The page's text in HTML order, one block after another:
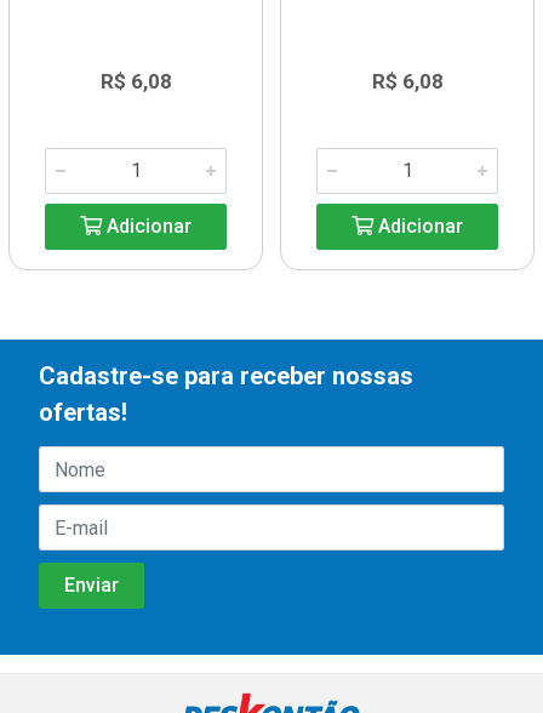
R$ 6,08
Adicionar
R$ 6,08
Adicionar
Cadastre-se para receber nossas
ofertas!